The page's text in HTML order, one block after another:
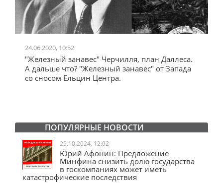
24.06.2020, 10:52
"Железный занавес" Черчилля, план Даллеса.
А дальше что? "Железный занавес" от Запада
со сносом Ельцин Центра.
ПОПУЛЯРНЫЕ НОВОСТИ
25.10.2024, 12:02
Юрий Афонин: Предложение
Минфина снизить долю государства
в госкомпаниях может иметь
катастрофические последствия